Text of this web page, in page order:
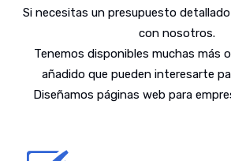
Si necesitas un presupuesto
con nosotros.
Tenemos disponibles muchas más
añadido que pueden interesarte
Diseñamos páginas web para